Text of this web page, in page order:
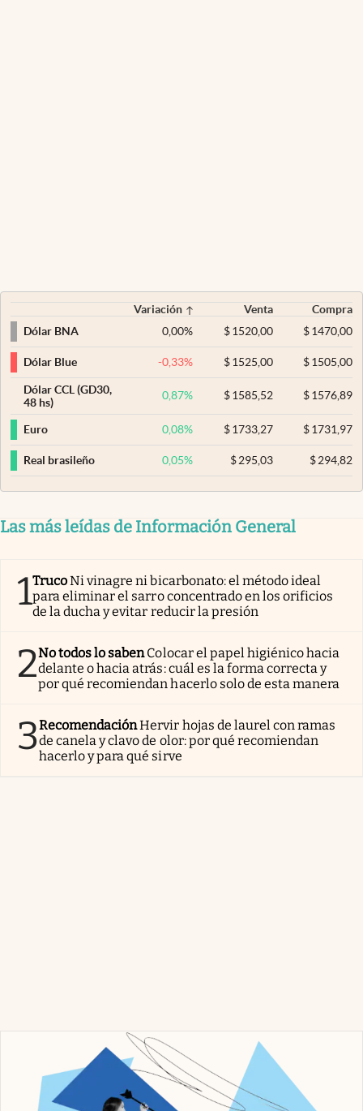
Variación Venta
Compra
Dólar BNA
0,00% $ 1520,00 $1470,00
Dólar Blue -0,33% $ 1525,00 $1505,00
Dólar CCL (GD30,
48 hs)
0,87% $ 1585,52 $1576,89
Euro 0,08% $ 1733,27 $1731,97
Real brasileño 0,05% $ 295,03 $294,82
Las más leídas de Información General
1TrucoNi vinagre ni bicarbonato: el método ideal
para eliminar el sarro concentrado en los orificios
de la ducha y evitar reducir la presión
2No todos lo sabenColocar el papel higiénico hacia
delante o hacia atrás: cuál es la forma correcta y
por qué recomiendan hacerlo solo de esta manera
3RecomendaciónHervir hojas de laurel con ramas
de canela y clavo de olor: por qué recomiendan
hacerlo y para qué sirve